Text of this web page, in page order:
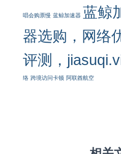
唱会购票慢 蓝鲸加速器 蓝鲸
器选购，网络
评测，
络 跨境访问卡顿 阿联酋航空